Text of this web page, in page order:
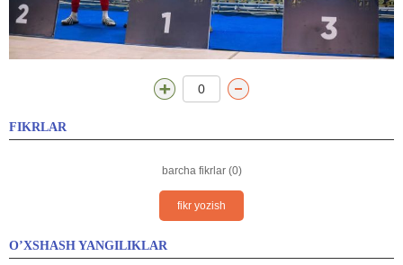
0
FIKRLAR
barcha fikrlar (0)
fikr yozish
O’XSHASH YANGILIKLAR